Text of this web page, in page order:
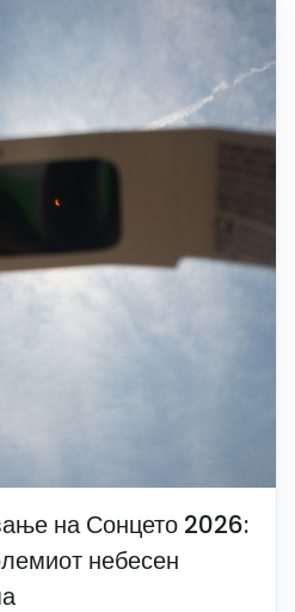
на Сонцето 2026:
небесен